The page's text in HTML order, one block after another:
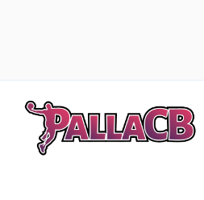
contenuto